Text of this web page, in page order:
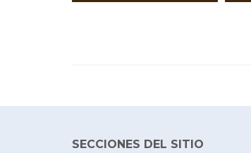
SECCIONES DEL SITIO